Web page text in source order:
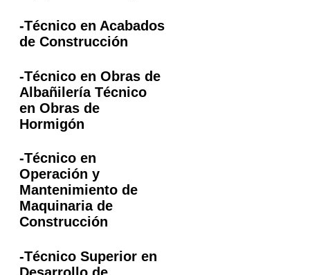
-Técnico en Acabados
de Construcción
-Técnico en Obras de
Albañilería Técnico
en Obras de
Hormigón
-Técnico en
Operación y
Mantenimiento de
Maquinaria de
Construcción
-Técnico Superior en